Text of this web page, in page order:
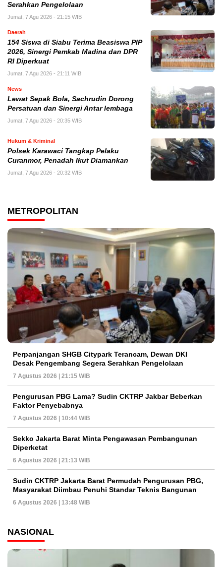
Serahkan Pengelolaan
Jumat, 7 Agu 2026 - 21:15 WIB
Daerah
154 Siswa di Siabu Terima Beasiswa PIP
2026, Sinergi Pemkab Madina dan DPR
RI Diperkuat
Jumat, 7 Agu 2026 - 21:11 WIB
News
Lewat Sepak Bola, Sachrudin Dorong
Persatuan dan Sinergi Antar lembaga
Jumat, 7 Agu 2026 - 20:35 WIB
Hukum & Kriminal
Polsek Karawaci Tangkap Pelaku
Curanmor, Penadah Ikut Diamankan
Jumat, 7 Agu 2026 - 20:32 WIB
METROPOLITAN
Perpanjangan SHGB Citypark Terancam, Dewan DKI
Desak Pengembang Segera Serahkan Pengelolaan
7 Agustus 2026 | 21:15 WIB
Pengurusan PBG Lama? Sudin CKTRP Jakbar Beberkan
Faktor Penyebabnya
7 Agustus 2026 | 10:44 WIB
Sekko Jakarta Barat Minta Pengawasan Pembangunan
Diperketat
6 Agustus 2026 | 21:13 WIB
Sudin CKTRP Jakarta Barat Permudah Pengurusan PBG,
Masyarakat Diimbau Penuhi Standar Teknis Bangunan
6 Agustus 2026 | 13:48 WIB
NASIONAL